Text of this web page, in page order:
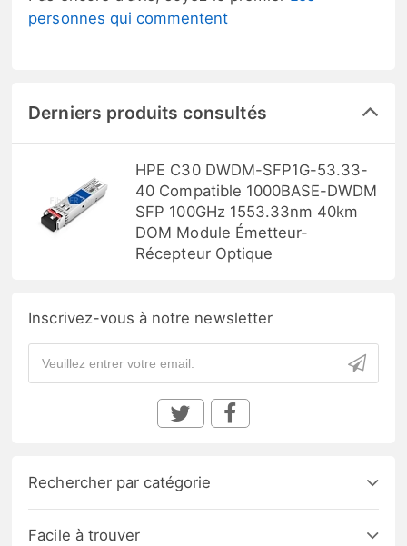
personnes qui commentent
Derniers produits consultés
HPE C30 DWDM-SFP1G-53.33-
40 Compatible 1000BASE-DWDM
SFP 100GHz 1553.33nm 40km
DOM Module Émetteur-
Récepteur Optique
Inscrivez-vous à notre newsletter
Rechercher par catégorie
Facile à trouver